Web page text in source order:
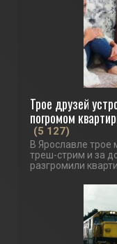
Трое друзей
погромом
(5 127)
В Ярославле
треш-стрим и за
разгромили